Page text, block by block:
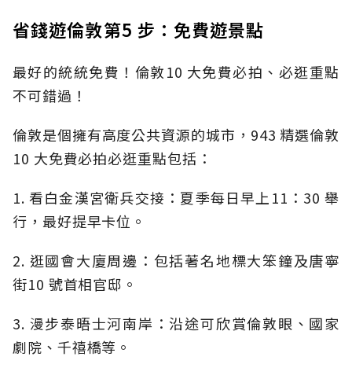
省錢遊倫敦第5 步：免費遊景點
最好的統統免費！倫敦10 大免費必拍、必逛重點
不可錯過！
倫敦是個擁有高度公共資源的城市，943 精選倫敦
10 大免費必拍必逛重點包括：
1. 看白金漢宮衛兵交接：夏季每日早上11：30 舉
行，最好提早卡位。
2. 逛國會大廈周邊：包括著名地標大笨鐘及唐寧
街10 號首相官邸。
3. 漫步泰晤士河南岸：沿途可欣賞倫敦眼、國家
劇院、千禧橋等。